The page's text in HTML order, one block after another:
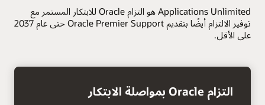
Applications Unlimited هو التزام Oracle للابتكار المستمر مع
توفير الالتزام أيضًا بتقديم Oracle Premier Support حتى عام 2037
على الأقل.
التزام Oracle بمواصلة الابتكار
سهم